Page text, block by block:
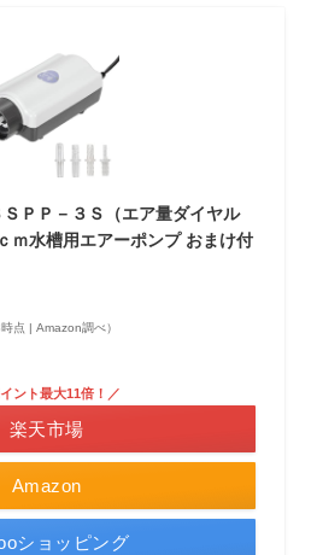
ＰＰ－３Ｓ（エア量ダイヤル
ｍ水槽用エアーポンプ おまけ付
点 | Amazon調べ）
Amazon
ント最大11倍！／
楽天市場
ショッピング